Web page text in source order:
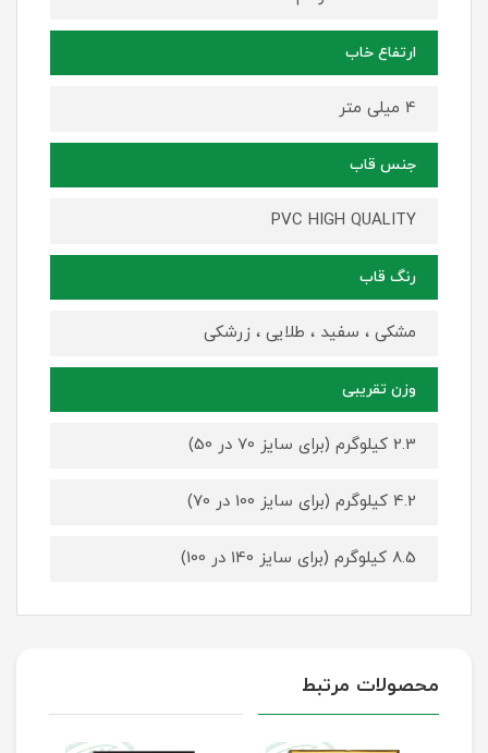
ارتفاع خاب
4 میلی متر
جنس قاب
PVC HIGH QUALITY
رنگ قاب
مشکی ، سفید ، طلایی ، زرشکی
وزن تقریبی
2.3 کیلوگرم (برای سایز 70 در 50)
4.2 کیلوگرم (برای سایز 100 در 70)
8.5 کیلوگرم (برای سایز 140 در 100)
محصولات مرتبط